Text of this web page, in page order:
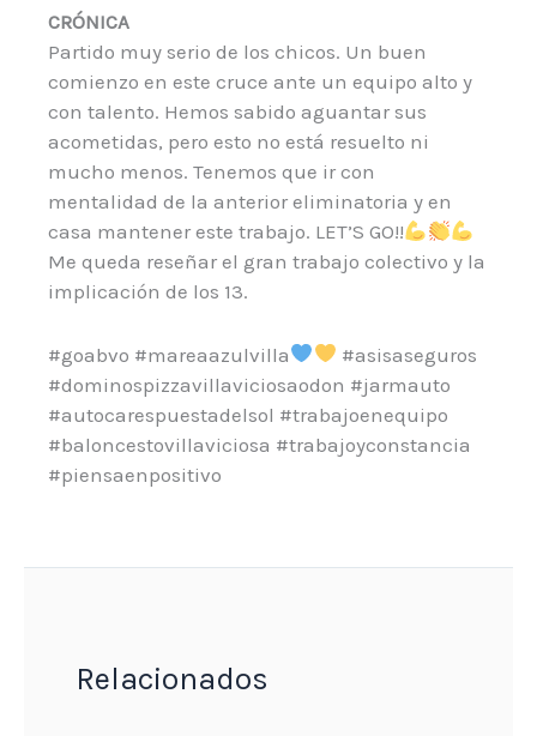
CRÓNICA
Partido muy serio de los chicos. Un buen
comienzo en este cruce ante un equipo alto y
con talento. Hemos sabido aguantar sus
acometidas, pero esto no está resuelto ni
mucho menos. Tenemos que ir con
mentalidad de la anterior eliminatoria y en
casa mantener este trabajo. LET’S GO!!
Me queda reseñar el gran trabajo colectivo y la
implicación de los 13.
#goabvo #mareaazulvilla
#asisaseguros
#dominospizzavillaviciosaodon #jarmauto
#autocarespuestadelsol #trabajoenequipo
#baloncestovillaviciosa #trabajoyconstancia
#piensaenpositivo
Relacionados